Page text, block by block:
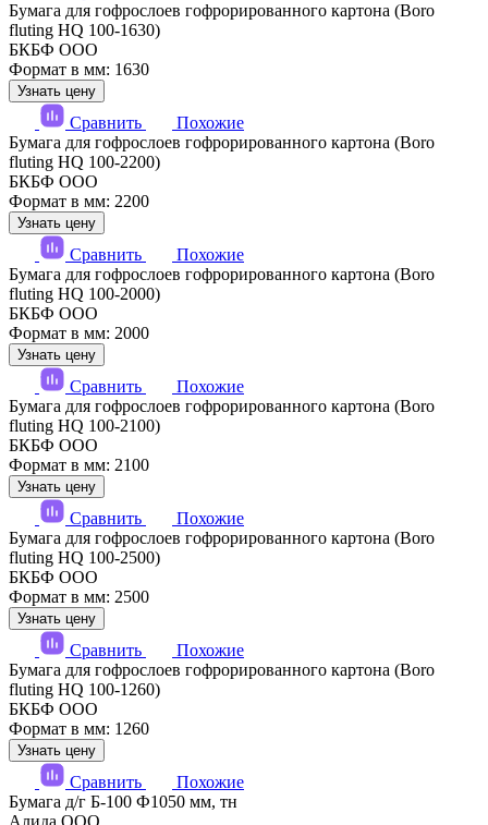
Бумага для гофрослоев гофрорированного картона (Boro
fluting HQ 100-1630)
БКБФ ООО
Формат в мм: 1630
Узнать цену
Сравнить
Похожие
Бумага для гофрослоев гофрорированного картона (Boro
fluting HQ 100-2200)
БКБФ ООО
Формат в мм: 2200
Узнать цену
Сравнить
Похожие
Бумага для гофрослоев гофрорированного картона (Boro
fluting HQ 100-2000)
БКБФ ООО
Формат в мм: 2000
Узнать цену
Сравнить
Похожие
Бумага для гофрослоев гофрорированного картона (Boro
fluting HQ 100-2100)
БКБФ ООО
Формат в мм: 2100
Узнать цену
Сравнить
Похожие
Бумага для гофрослоев гофрорированного картона (Boro
fluting HQ 100-2500)
БКБФ ООО
Формат в мм: 2500
Узнать цену
Сравнить
Похожие
Бумага для гофрослоев гофрорированного картона (Boro
fluting HQ 100-1260)
БКБФ ООО
Формат в мм: 1260
Узнать цену
Сравнить
Похожие
Бумага д/г Б-100 Ф1050 мм, тн